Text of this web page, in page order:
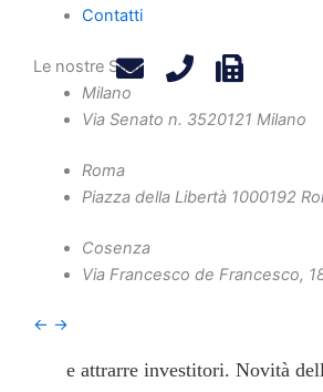
Contatti
Le nostre Sedi
Milano
Via Senato n. 3520121 Milano
Roma
Piazza della Libertà 1000192
Cosenza
Via Francesco de Francesco, 1
← →
La riforma del Codice della
(CCII) ha introdotto l'art. 214,
La norma semplifica la cessione
accordi. Promuove inoltre
e attrarre investitori. Novità